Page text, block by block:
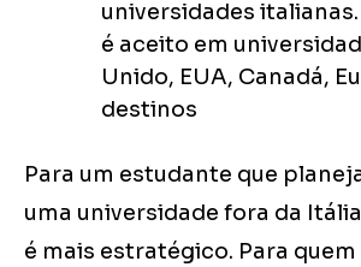
universidades
é aceito em
Unido, EUA, Canadá,
destinos
Para um estudante que
uma universidade fora da
é mais estratégico. Para